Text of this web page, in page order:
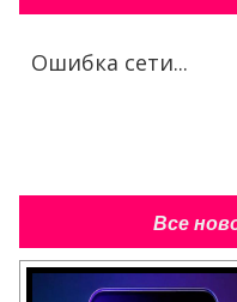
Ошибка сети...
Все